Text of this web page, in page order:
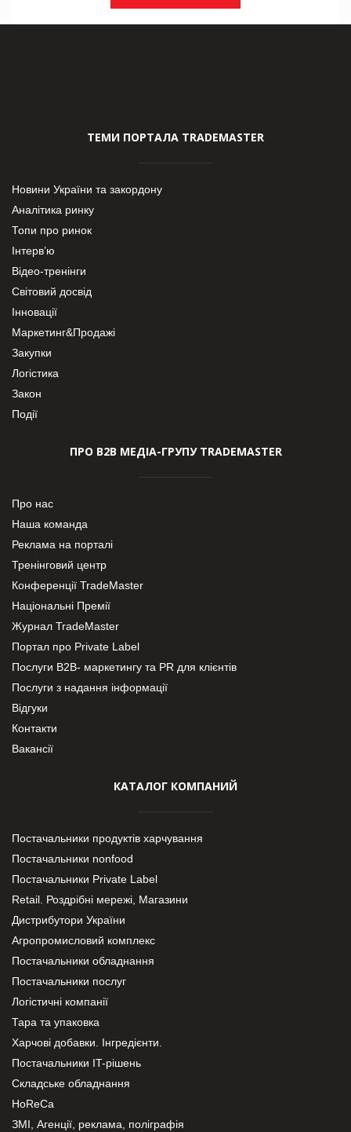
ТЕМИ ПОРТАЛА TRADEMASTER
Новини України та закордону
Аналітика ринку
Топи про ринок
Інтерв’ю
Відео-тренінги
Світовий досвід
Інновації
Маркетинг&Продажі
Закупки
Логістика
Закон
Події
ПРО В2В МЕДІА-ГРУПУ TRADEMASTER
Про нас
Наша команда
Реклама на порталі
Тренінговий центр
Конференції TradeMaster
Національні Премії
Журнал TradeMaster
Портал про Private Label
Послуги В2В- маркетингу та PR для клієнтів
Послуги з надання інформації
Відгуки
Контакти
Вакансії
КАТАЛОГ КОМПАНИЙ
Постачальники продуктів харчування
Постачальники nonfood
Постачальники Private Label
Retail. Роздрібні мережі, Магазини
Дистрибутори України
Агропромисловий комплекс
Постачальники обладнання
Постачальники послуг
Логістичні компанії
Тара та упаковка
Харчові добавки. Інгредієнти.
Постачальники IT-рішень
Складське обладнання
HoReCa
ЗМІ, Агенції, реклама, поліграфія